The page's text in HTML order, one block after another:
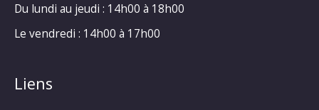
Du lundi au jeudi : 14h00 à 18h00
Le vendredi : 14h00 à 17h00
Liens